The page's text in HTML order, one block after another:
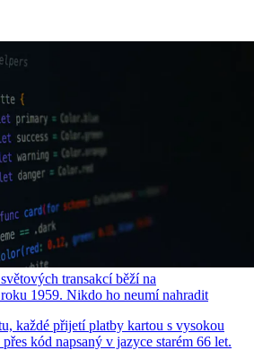
transakcí běží na
1959. Nikdo ho neumí nahradit
každé přijetí platby kartou s vysokou
kód napsaný v jazyce starém 66 let.